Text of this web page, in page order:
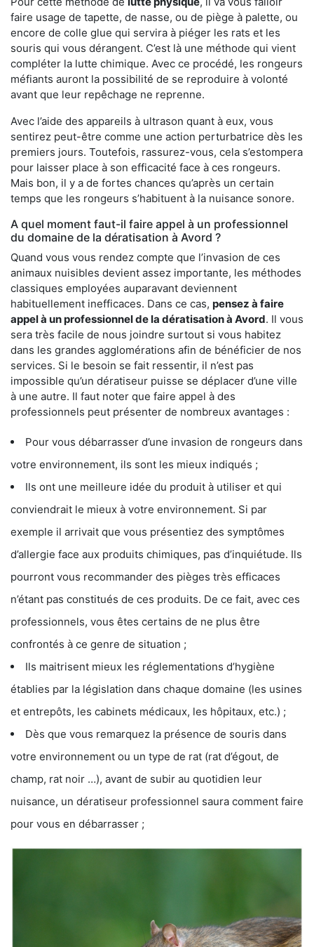
faire usage de tapette, de nasse, ou de piège à palette, ou
encore de colle glue qui servira à piéger les rats et les
souris qui vous dérangent. C’est là une méthode qui vient
compléter la lutte chimique. Avec ce procédé, les rongeurs
méfiants auront la possibilité de se reproduire à volonté
avant que leur repêchage ne reprenne.
Avec l’aide des appareils à ultrason quant à eux, vous
sentirez peut-être comme une action perturbatrice dès les
premiers jours. Toutefois, rassurez-vous, cela s’estompera
pour laisser place à son efficacité face à ces rongeurs.
Mais bon, il y a de fortes chances qu’après un certain
temps que les rongeurs s’habituent à la nuisance sonore.
A quel moment faut-il faire appel à un professionnel
du domaine de la dératisation à Avord ?
Quand vous vous rendez compte que l’invasion de ces
animaux nuisibles devient assez importante, les méthodes
classiques employées auparavant deviennent
habituellement inefficaces. Dans ce cas, pensez à faire
appel à un professionnel de la dératisation à Avord. Il vous
sera très facile de nous joindre surtout si vous habitez
dans les grandes agglomérations afin de bénéficier de nos
services. Si le besoin se fait ressentir, il n’est pas
impossible qu’un dératiseur puisse se déplacer d’une ville
à une autre. Il faut noter que faire appel à des
professionnels peut présenter de nombreux avantages :
Pour vous débarrasser d’une invasion de rongeurs dans
votre environnement, ils sont les mieux indiqués ;
Ils ont une meilleure idée du produit à utiliser et qui
conviendrait le mieux à votre environnement. Si par
exemple il arrivait que vous présentiez des symptômes
d’allergie face aux produits chimiques, pas d’inquiétude. Ils
pourront vous recommander des pièges très efficaces
n’étant pas constitués de ces produits. De ce fait, avec ces
professionnels, vous êtes certains de ne plus être
confrontés à ce genre de situation ;
Ils maitrisent mieux les réglementations d’hygiène
établies par la législation dans chaque domaine (les usines
et entrepôts, les cabinets médicaux, les hôpitaux, etc.) ;
Dès que vous remarquez la présence de souris dans
votre environnement ou un type de rat (rat d’égout, de
champ, rat noir …), avant de subir au quotidien leur
nuisance, un dératiseur professionnel saura comment faire
pour vous en débarrasser ;